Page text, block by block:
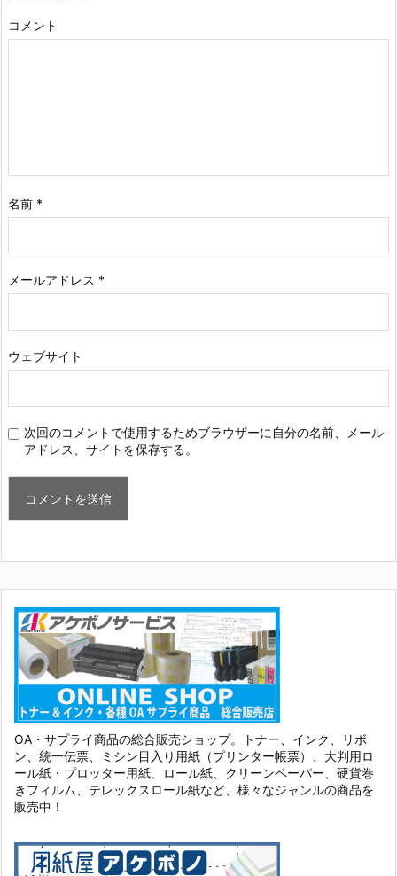
コメント
名前 *
メールアドレス *
ウェブサイト
次回のコメントで使用するためブラウザーに自分の名前、メール
アドレス、サイトを保存する。
OA・サプライ商品の総合販売ショップ。トナー、インク、リボ
ン、統一伝票、ミシン目入り用紙（プリンター帳票）、大判用ロ
ール紙・プロッター用紙、ロール紙、クリーンペーパー、硬貨巻
きフィルム、テレックスロール紙など、様々なジャンルの商品を
販売中！